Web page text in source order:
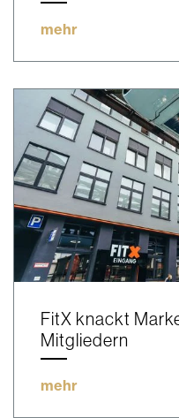
mehr
FitX knackt
Mitgliedern
mehr